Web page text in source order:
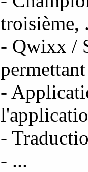
troisième,
- Qwixx /
-
-
- ...